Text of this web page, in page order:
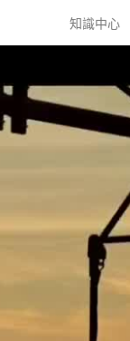
知識中心